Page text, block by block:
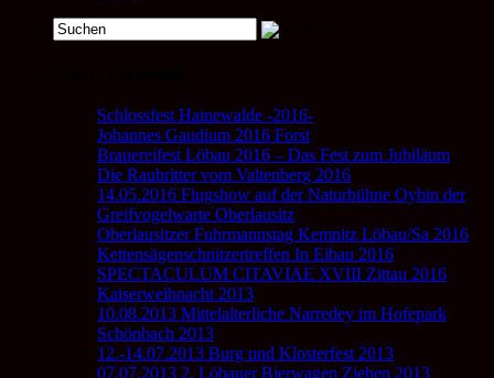
Schlossfest Hainewalde -2016-
Johannes Gaudium 2016 Forst
Brauereifest Löbau 2016 – Das Fest zum Jubiläum
Die Raubritter vom Valtenberg 2016
14.05.2016 Flugshow auf der Naturbühne Oybin der
Greifvogelwarte Oberlausitz
Oberlausitzer Fuhrmannstag Kemnitz Löbau/Sa 2016
Kettensägenschnitzertreffen In Eibau 2016
SPECTACULUM CITAVIAE XVIII Zittau 2016
Kaiserweihnacht 2013
10.08.2013 Mittelalterliche Narredey im Hofepark
Schönbach 2013
12.-14.07.2013 Burg und Klosterfest 2013
07.07.2013 2. Löbauer Bierwagen Ziehen 2013